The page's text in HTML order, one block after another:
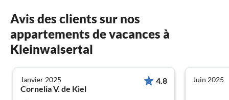
Avis des clients sur nos
appartements de vacances à
Kleinwalsertal
Janvier 2025
Cornelia V. de Kiel
4.8 Juin 2025